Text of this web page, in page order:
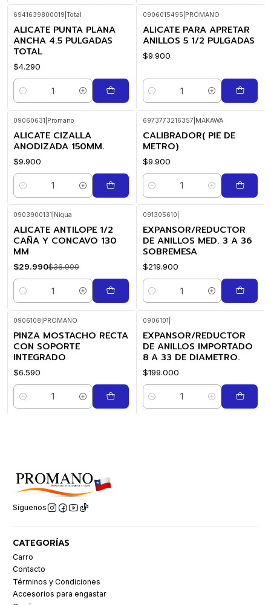
6941639800019 Total
ALICATE PUNTA PLANA
ANCHA 4.5 PULGADAS
TOTAL
$4.290
Cantidad
0906015495 PROMANO
ALICATE PARA APRETAR
ANILLOS 5 1/2 PULGADAS
$9.900
Cantidad
09060631 Promano
ALICATE CIZALLA
ANODIZADA 150MM.
$9.900
Cantidad
6973773216357 MAKAWA
CALIBRADOR( PIE DE
METRO)
$9.900
Cantidad
-19%
OFF
0903900131 Niqua
ALICATE ANTILOPE 1/2
CAÑA Y CONCAVO 130
MM
$29.990$36.900
Cantidad
091305610
EXPANSOR/REDUCTOR
DE ANILLOS MED. 3 A 36
SOBREMESA
$219.900
Cantidad
0906108 PROMANO
PINZA MOSTACHO RECTA
CON SOPORTE
INTEGRADO
$6.590
Cantidad
0906101
EXPANSOR/REDUCTOR
DE ANILLOS IMPORTADO
8 A 33 DE DIAMETRO.
$199.000
Cantidad
Síguenos
CATEGORÍAS
Carro
Contacto
Términos y Condiciones
Accesorios para engastar